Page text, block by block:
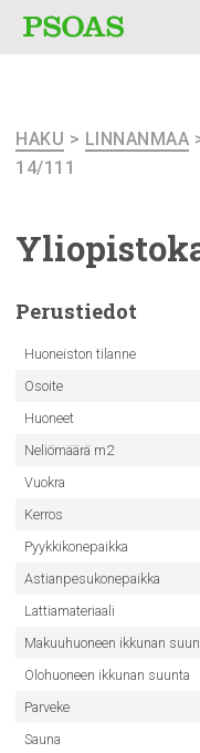
HAKU > LINNANMAA
14/111
Perustiedot
Huoneiston tilanne
Osoite
Huoneet
Neliömäärä m2
Vuokra
Kerros
Pyykkikonepaikka
Astianpesukonepaikka
Lattiamateriaali
Makuuhuoneen ikkunan
Olohuoneen ikkunan suunta
Parveke
Sauna